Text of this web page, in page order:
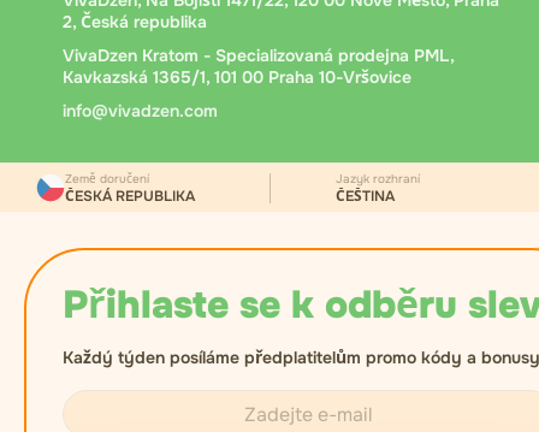
2, Česká republika
VivaDzen Kratom - Specializovaná prodejna PML,
Kavkazská 1365/1, 101 00 Praha 10-Vršovice
info@vivadzen.com
Přihlaste se k odběru
Každý týden posíláme předplatitelům promo kódy a
Země doručení
ČESKÁ REPUBLIKA
Jazyk rozhraní
ČEŠTINA